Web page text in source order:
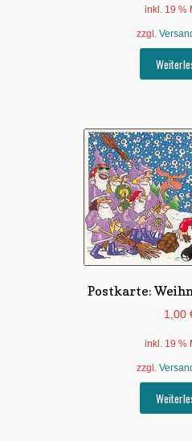
inkl. 19 %
zzgl.
Postkarte:
1,00
inkl. 19 %
zzgl.